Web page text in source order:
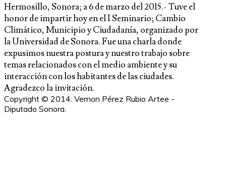
Hermosillo, Sonora; a 6 de marzo del 2015.- Tuve el
honor de impartir hoy en el I Seminario; Cambio
Climático, Municipio y Ciudadanía, organizado por
la Universidad de Sonora. Fue una charla donde
expusimos nuestra postura y nuestro trabajo sobre
temas relacionados con el medio ambiente y su
interacción con los habitantes de las ciudades.
Agradezco la invitación.
Copyright © 2014. Vernon Pérez Rubio Artee -
Diputado Sonora.